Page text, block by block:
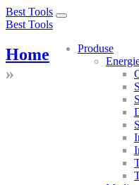
Best Tools
Toggle
Best Tools
Produse
Home
»